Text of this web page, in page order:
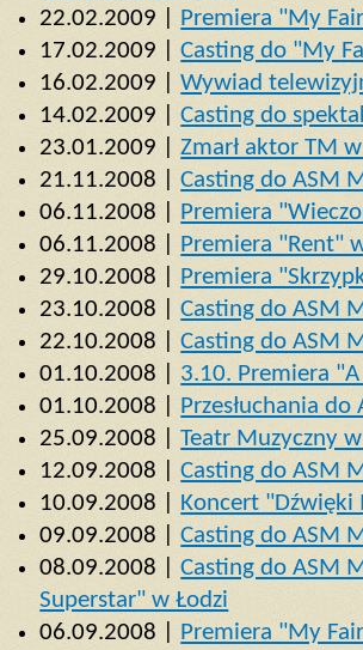
22.02.2009 | Premiera "My
17.02.2009 |Casting do "My
16.02.2009 |Wywiad
14.02.2009 |Casting do
23.01.2009 |Zmarł aktor TM
21.11.2008 |Casting do ASM
06.11.2008 | Premiera
06.11.2008 | Premiera "Rent"
29.10.2008 | Premiera
23.10.2008 |Casting do ASM
22.10.2008 |Casting do ASM
01.10.2008 | 3.10. Premiera "A
01.10.2008 | Przesłuchania do
25.09.2008 |Teatr Muzyczny
12.09.2008 |Casting do ASM
10.09.2008 | Koncert
09.09.2008 |Casting do ASM
08.09.2008 |Casting do ASM
Superstar" w Łodzi
06.09.2008 | Premiera "My